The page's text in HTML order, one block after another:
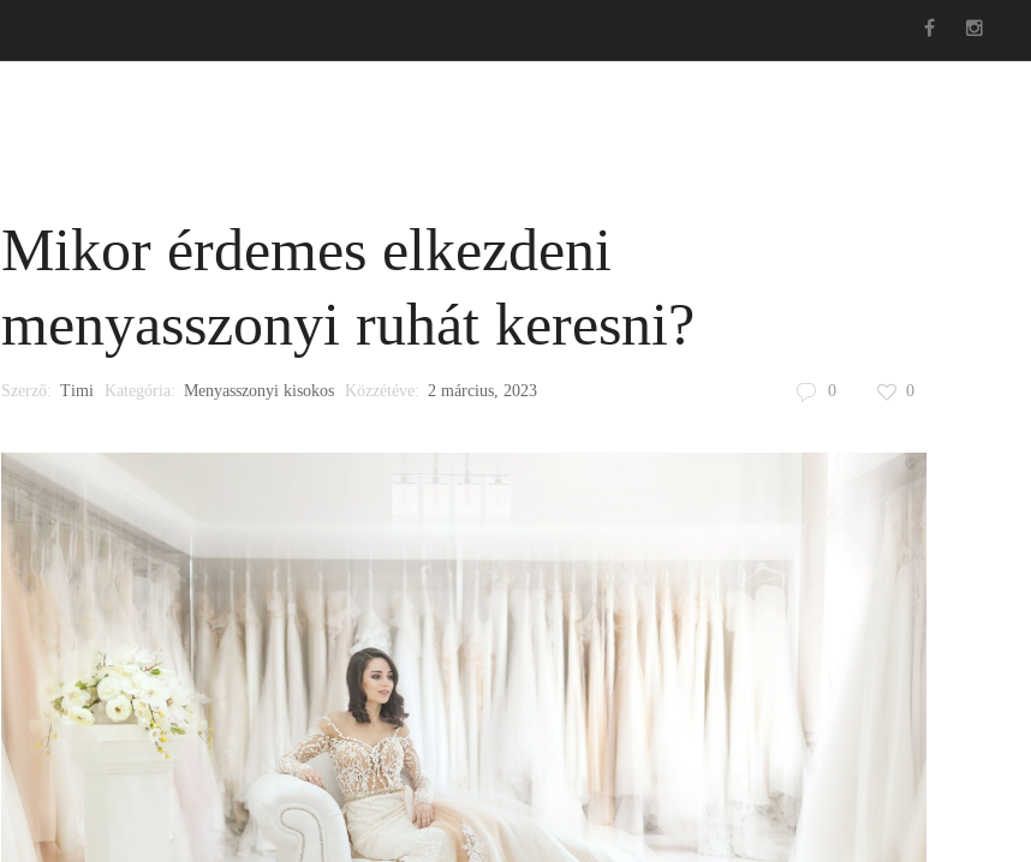
Mikor érdemes elkezdeni
menyasszonyi ruhát keresni?
Szerző: Timi Kategória: Menyasszonyi kisokos Közzétéve: 2 március, 2023 0 0